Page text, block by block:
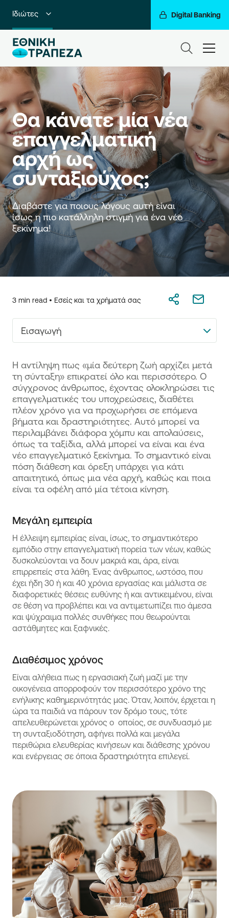
Ιδιώτες Digital Banking
Premium Banking
Private Banking
Business Banking
Corporate & Investment Banking
Go For More
Ο Όμιλός μας
Θα κάνατε μία νέα
επαγγελματική
αρχή ως
συνταξιούχος;
Διαβάστε για ποιους λόγους αυτή είναι
ίσως η πιο κατάλληλη στιγμή για ένα νέο
ξεκίνημα!
3 min read • Εσείς και τα χρήματά σας
Εισαγωγή
Η αντίληψη πως «μία δεύτερη ζωή αρχίζει μετά
τη σύνταξη» επικρατεί όλο και περισσότερο. Ο
σύγχρονος άνθρωπος, έχοντας ολοκληρώσει τις
επαγγελματικές του υποχρεώσεις, διαθέτει
πλέον χρόνο για να προχωρήσει σε επόμενα
βήματα και δραστηριότητες. Αυτό μπορεί να
περιλαμβάνει διάφορα χόμπυ και απολαύσεις,
όπως τα ταξίδια, αλλά μπορεί να είναι και ένα
νέο επαγγελματικό ξεκίνημα. Το σημαντικό είναι
πόση διάθεση και όρεξη υπάρχει για κάτι
απαιτητικό, όπως μια νέα αρχή, καθώς και ποια
είναι τα οφέλη από μία τέτοια κίνηση.
Μεγάλη εμπειρία
Η έλλειψη εμπειρίας είναι, ίσως, το σημαντικότερο
εμπόδιο στην επαγγελματική πορεία των νέων, καθώς
δυσκολεύονται να δουν μακριά και, άρα, είναι
επιρρεπείς στα λάθη. Ένας άνθρωπος, ωστόσο, που
έχει ήδη 30 ή και 40 χρόνια εργασίας και μάλιστα σε
διαφορετικές θέσεις ευθύνης ή και αντικειμένου, είναι
σε θέση να προβλέπει και να αντιμετωπίζει πιο άμεσα
και ψύχραιμα πολλές συνθήκες που θεωρούνται
αστάθμητες και ξαφνικές.
Διαθέσιμος χρόνος
Είναι αλήθεια πως η εργασιακή ζωή μαζί με την
οικογένεια απορροφούν τον περισσότερο χρόνο της
ενήλικης καθημερινότητάς μας. Όταν, λοιπόν, έρχεται η
ώρα τα παιδιά να πάρουν τον δρόμο τους, τότε
απελευθερώνεται χρόνος ο οποίος, σε συνδυασμό με
τη συνταξιοδότηση, αφήνει πολλά και μεγάλα
περιθώρια ελευθερίας κινήσεων και διάθεσης χρόνου
και ενέργειας σε όποια δραστηριότητα επιλεγεί.